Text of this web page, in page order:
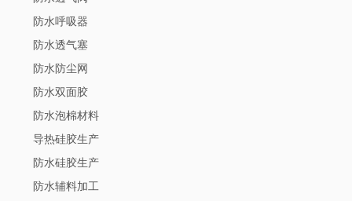
防水呼吸器
防水透气塞
防水防尘网
防水双面胶
防水泡棉材料
导热硅胶生产
防水硅胶生产
防水辅料加工